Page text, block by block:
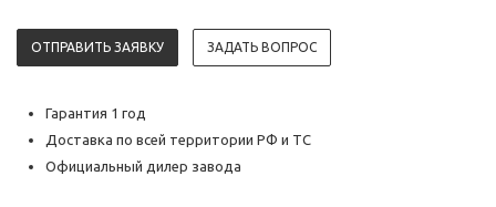
ОТПРАВИТЬ ЗАЯВКУ ЗАДАТЬ ВОПРОС
Гарантия 1 год
Доставка по всей территории РФ и ТС
Официальный дилер завода